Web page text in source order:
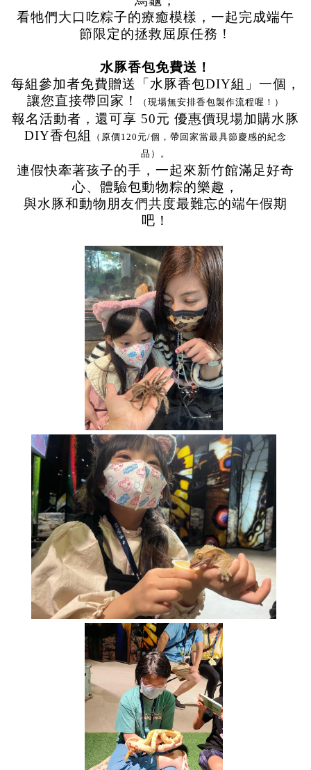
看牠們大口吃粽子的療癒模樣，一起完成端午
節限定的拯救屈原任務！
水豚香包免費送 ！
每組參加者免費贈送「水豚香包DIY組」一個，
讓您直接帶回家！
（現場無安排香包製作流程喔！）
報名活動者，還可享 50元 優惠價現場加購水豚
DIY香包組
（原價120元/個，帶回家當最具節慶感的紀念
品）。
連假快牽著孩子的手，一起來新竹館滿足好奇
心、體驗包動物粽的樂趣，
與水豚和動物朋友們共度最難忘的端午假期
吧！
記住帳號